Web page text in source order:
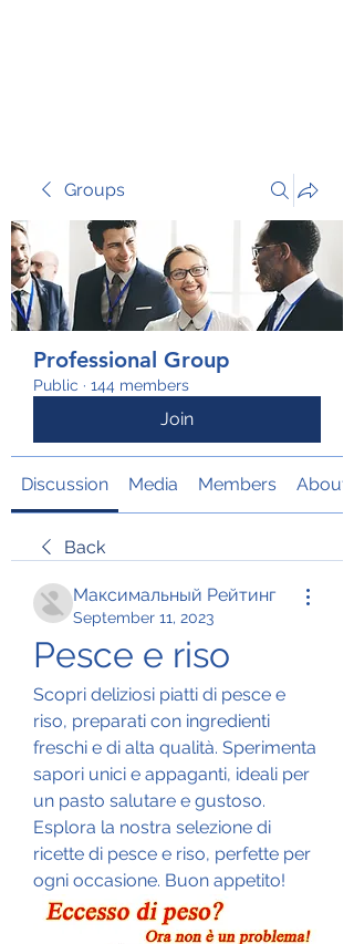
Groups
Professional Group
Public · 144 members
Join
Discussion Media Members About
Back
Максимальный Рейтинг
September 11, 2023
Pesce e riso
Scopri deliziosi piatti di pesce e
riso, preparati con ingredienti
freschi e di alta qualità. Sperimenta
sapori unici e appaganti, ideali per
un pasto salutare e gustoso.
Esplora la nostra selezione di
ricette di pesce e riso, perfette per
ogni occasione. Buon appetito!